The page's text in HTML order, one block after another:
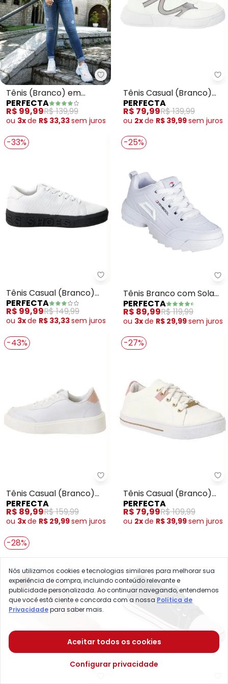
Perfecta - Tênis (Branco) em
Tênis (Branco) em
Sintético com Mesh
PERFECTA
R$ 99,99R$ 139,99
ou 3xde R$ 33,33sem juros
Tênis Casual (Branco)
em Sintético
PERFECTA
R$ 79,99R$ 139,99
ou 2xde R$ 39,99sem juros
-33%
Perfecta - Tênis Casual
Tênis Casual (Branco)
com Sola Preta
PERFECTA
R$ 99,99R$ 149,99
ou 3xde R$ 33,33sem juros
-25%
Tênis Branco com Sola
Tratorada
PERFECTA
R$ 89,99R$ 119,99
ou 3xde R$ 29,99sem juros
-43%
Perfecta - Tênis Casual
Tênis Casual (Branco)
em Sintético
PERFECTA
R$ 89,99R$ 159,99
ou 3xde R$ 29,99sem juros
-27%
Tênis Casual (Branco)
com Detalhe Dourado
PERFECTA
R$ 79,99R$ 109,99
ou 2xde R$ 39,99sem juros
-28%
Perfecta - Tênis Casual (Rosê)
Nós utilizamos cookies e tecnologias similares para melhorar sua
experiência de compra, incluindo conteúdo relevante e
publicidade personalizada. Ao continuar navegando, entendemos
que você está ciente e concorda com a nossa Política de
Privacidadepara saber mais.
Aceitar todos os cookies
Configurar privacidade